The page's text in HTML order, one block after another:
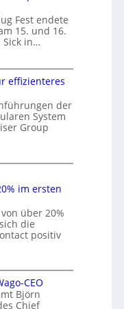
Fest endete
15. und 16.
Sick in…
effizienteres
der
System
Group
im ersten
über 20%
die
positiv
CEO
Björn
Chief